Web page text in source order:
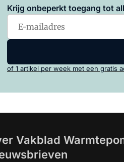
Krijg onbeperkt toegang tot
of 1 artikel per week met een gratis
Vakblad